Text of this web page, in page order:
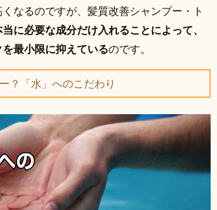
なるのですが、髪質改善シャンプー・ト
当に必要な成分だけ入れることによって、
最小限に抑えているのです。
？「水」へのこだわり